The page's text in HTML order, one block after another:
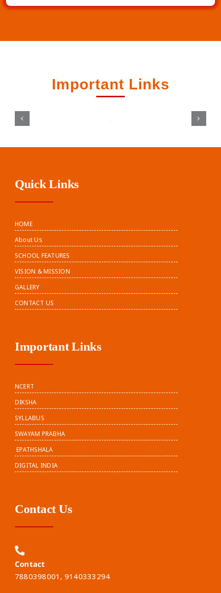
Important Links
Quick Links
HOME
About Us
SCHOOL FEATURES
VISION & MISSION
GALLERY
CONTACT US
Important Links
NCERT
DIKSHA
SYLLABUS
SWAYAM PRABHA
EPATHSHALA
DIGITAL INDIA
Contact Us
Contact
7880398001, 9140333294